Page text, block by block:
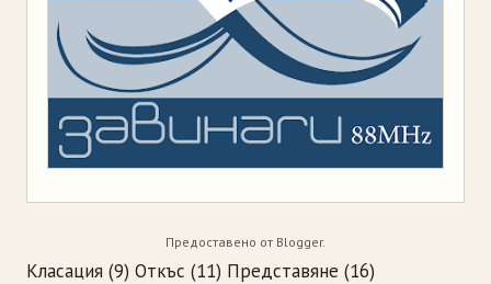
Предоставено от Blogger.
Класация (9) Откъс (11) Представяне (16)